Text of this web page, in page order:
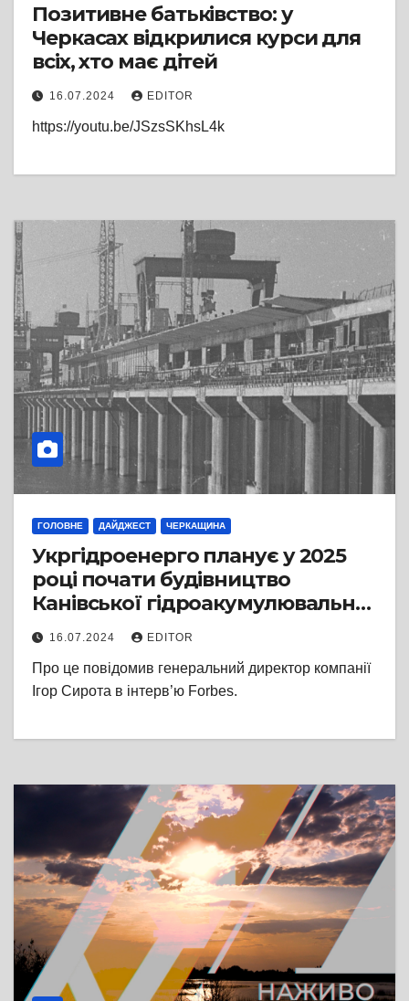
Позитивне батьківство: у
Черкасах відкрилися курси для
всіх, хто має дітей
16.07.2024 EDITOR
https://youtu.be/JSzsSKhsL4k
ГОЛОВНЕ ДАЙДЖЕСТ ЧЕРКАЩИНА
Укргідроенерго планує у 2025
році почати будівництво
Канівської гідроакумулювальної
станції у Черкаській області
16.07.2024 EDITOR
Про це повідомив генеральний директор компанії
Ігор Сирота в інтерв’ю Forbes.